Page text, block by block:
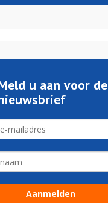
u aan voor de